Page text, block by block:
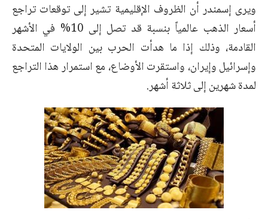
ويرى إسمندر أن الظروف الإقليمية تشير إلى توقعات تراجع
أسعار الذهب عالمياً بنسبة قد تصل إلى 10% في الأشهر
القادمة، وذلك إذا ما هدأت الحرب بين الولايات المتحدة
وإسرائيل وإيران، واستقرت الأوضاع، مع استمرار هذا التراجع
لمدة شهرين إلى ثلاثة أشهر.